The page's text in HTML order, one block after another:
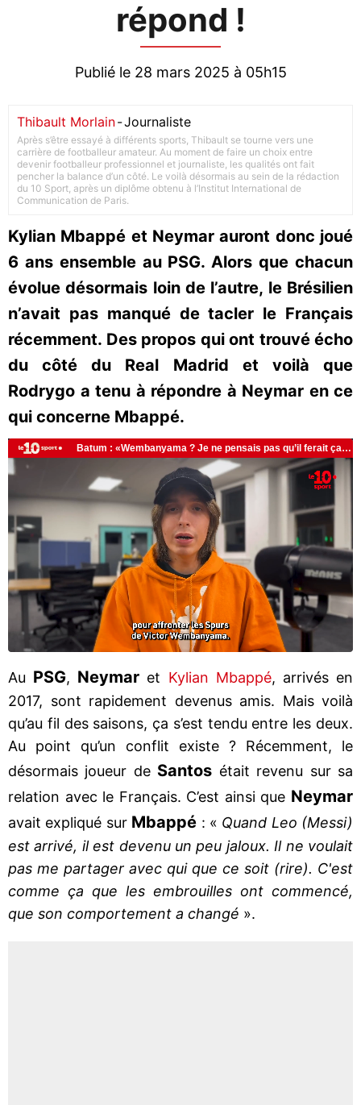
répond !
Publié le 28 mars 2025 à 05h15
Thibault Morlain-Journaliste
Après s’être essayé à différents sports, Thibault se tourne vers une
carrière de footballeur amateur. Au moment de faire un choix entre
devenir footballeur professionnel et journaliste, les qualités ont fait
pencher la balance d’un côté. Le voilà désormais au sein de la rédaction
du 10 Sport, après un diplôme obtenu à l’Institut International de
Communication de Paris.
Kylian Mbappé et Neymar auront donc joué
6 ans ensemble au PSG. Alors que chacun
évolue désormais loin de l’autre, le Brésilien
n’avait pas manqué de tacler le Français
récemment. Des propos qui ont trouvé écho
du côté du Real Madrid et voilà que
Rodrygo a tenu à répondre à Neymar en ce
qui concerne Mbappé.
Au PSG, Neymar et Kylian Mbappé, arrivés en
2017, sont rapidement devenus amis. Mais voilà
qu’au fil des saisons, ça s’est tendu entre les deux.
Au point qu’un conflit existe ? Récemment, le
désormais joueur de Santos était revenu sur sa
relation avec le Français. C’est ainsi que Neymar
avait expliqué sur Mbappé : « Quand Leo (Messi)
est arrivé, il est devenu un peu jaloux. Il ne voulait
pas me partager avec qui que ce soit (rire). C'est
comme ça que les embrouilles ont commencé,
que son comportement a changé ».